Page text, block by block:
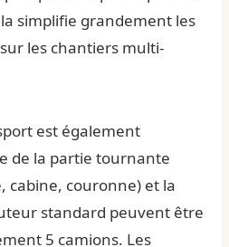
simplifie grandement les
les chantiers multi-
est également
de la partie tournante
cabine, couronne) et la
standard peuvent être
5 camions. Les